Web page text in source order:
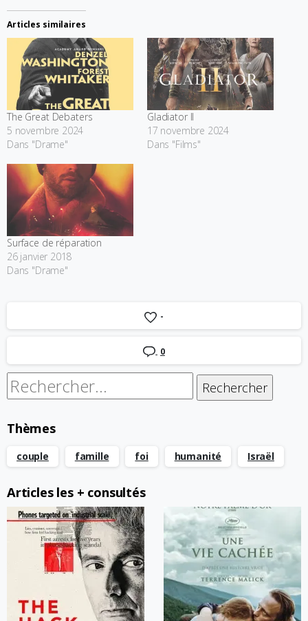
Articles similaires
The Great Debaters
5 novembre 2024
Dans "Drame"
Gladiator II
17 novembre 2024
Dans "Films"
Surface de réparation
26 janvier 2018
Dans "Drame"
-
0
Rechercher :
Thèmes
couple famille foi humanité Israël
Articles les + consultés